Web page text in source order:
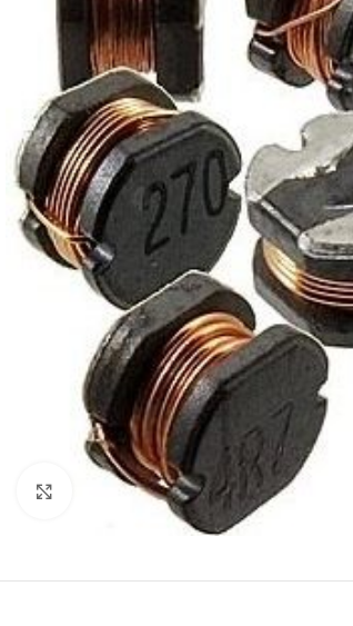
Нажмите, чтобы увеличить